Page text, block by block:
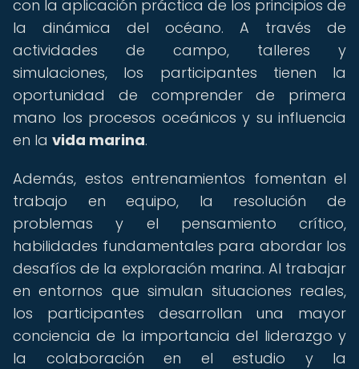
con la aplicación práctica de los principios de
la dinámica del océano. A través de
actividades de campo, talleres y
simulaciones, los participantes tienen la
oportunidad de comprender de primera
mano los procesos oceánicos y su influencia
en la vida marina.
Además, estos entrenamientos fomentan el
trabajo en equipo, la resolución de
problemas y el pensamiento crítico,
habilidades fundamentales para abordar los
desafíos de la exploración marina. Al trabajar
en entornos que simulan situaciones reales,
los participantes desarrollan una mayor
conciencia de la importancia del liderazgo y
la colaboración en el estudio y la